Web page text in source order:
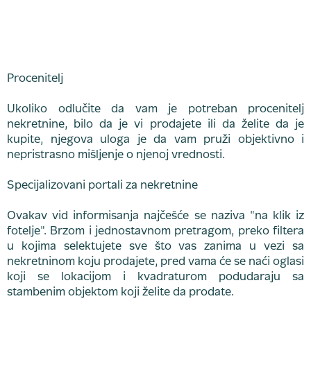
Procenitelj
Ukoliko odlučite da vam je potreban procenitelj
nekretnine, bilo da je vi prodajete ili da želite da je
kupite, njegova uloga je da vam pruži objektivno i
nepristrasno mišljenje o njenoj vrednosti.
Specijalizovani portali za nekretnine
Ovakav vid informisanja najčešće se naziva "na klik iz
fotelje". Brzom i jednostavnom pretragom, preko filtera
u kojima selektujete sve što vas zanima u vezi sa
nekretninom koju prodajete, pred vama će se naći oglasi
koji se lokacijom i kvadraturom podudaraju sa
stambenim objektom koji želite da prodate.